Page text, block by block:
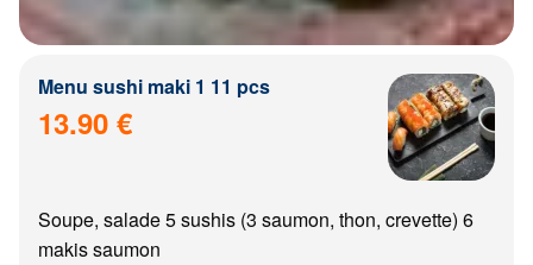
Menu sushi maki 1 11 pcs
13.90 €
Soupe, salade 5 sushis (3 saumon, thon, crevette) 6
makis saumon